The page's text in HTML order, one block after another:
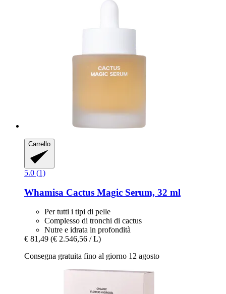
Carrello
5.0 (1)
Whamisa Cactus Magic Serum, 32 ml
Per tutti i tipi di pelle
Complesso di tronchi di cactus
Nutre e idrata in profondità
€ 81,49 (€ 2.546,56 / L)
Consegna gratuita fino al giorno 12 agosto